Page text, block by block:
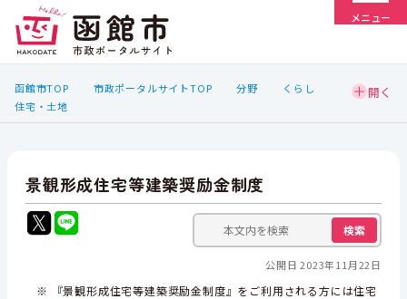
メニュー
函館市TOP 市政ポータルサイトTOP 分野
くらし
住宅・土地
景観形成住宅等建築奨励金制度
検索
公開日 2023年11月22日
※ 『景観形成住宅等建築奨励金制度』をご利用される方には住宅